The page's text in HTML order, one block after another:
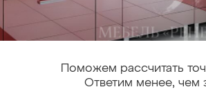
Поможем рассчитать
Ответим менее, чем